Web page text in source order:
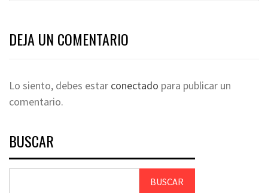
DEJA UN COMENTARIO
Lo siento, debes estar conectado para publicar un
comentario.
BUSCAR
BUSCAR